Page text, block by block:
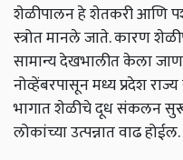
शेळीपालन हे शेतकरी आणि
स्त्रोत मानले जाते. कारण
सामान्य देखभालीत केला
नोव्हेंबरपासून मध्य प्रदेश
भागात शेळीचे दूध संकलन
लोकांच्या उत्पन्नात वाढ होईल.